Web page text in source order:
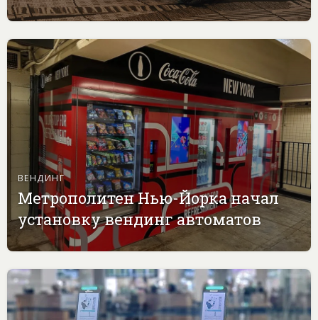
ВЕНДИНГ
Метрополитен Нью-Йорка начал
установку вендинг автоматов